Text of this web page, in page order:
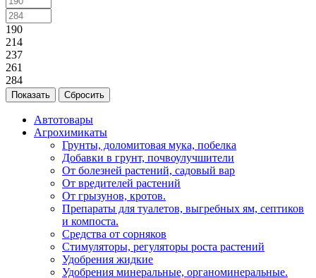
190
214
237
261
284
Сбросить
Автотовары
Агрохимикаты
Грунты, доломитовая мука, побелка
Добавки в грунт, почвоулучшители
От болезней растений, садовый вар
От вредителей растений
От грызунов, кротов.
Препараты для туалетов, выгребных ям, септиков
и компоста.
Средства от сорняков
Стимуляторы, регуляторы роста растений
Удобрения жидкие
Удобрения минеральные, органоминеральные.